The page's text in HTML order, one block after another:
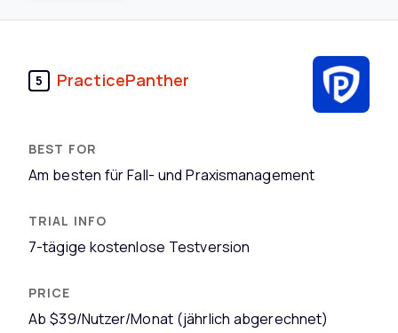
5 PracticePanther
Am besten für Fall- und Praxismanagement
7-tägige kostenlose Testversion
Ab $39/Nutzer/Monat (jährlich abgerechnet)